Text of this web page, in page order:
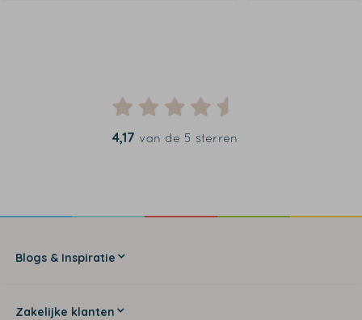
4,17 van de 5 sterren
Blogs & Inspiratie
Zakelijke klanten